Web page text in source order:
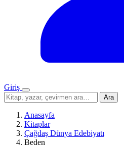
Giriş
Menü
Sitede
ara
Ara
Anasayfa
Kitaplar
Çağdaş Dünya Edebiyatı
Beden